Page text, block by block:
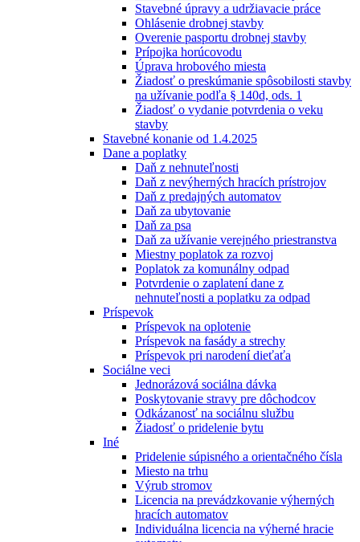
Stavebné úpravy a udržiavacie práce
Ohlásenie drobnej stavby
Overenie pasportu drobnej stavby
Prípojka horúcovodu
Úprava hrobového miesta
Žiadosť o preskúmanie spôsobilosti stavby
na užívanie podľa § 140d, ods. 1
Žiadosť o vydanie potvrdenia o veku
stavby
Stavebné konanie od 1.4.2025
Dane a poplatky
Daň z nehnuteľnosti
Daň z nevýherných hracích prístrojov
Daň z predajných automatov
Daň za ubytovanie
Daň za psa
Daň za užívanie verejného priestranstva
Miestny poplatok za rozvoj
Poplatok za komunálny odpad
Potvrdenie o zaplatení dane z
nehnuteľnosti a poplatku za odpad
Príspevok
Príspevok na oplotenie
Príspevok na fasády a strechy
Príspevok pri narodení dieťaťa
Sociálne veci
Jednorázová sociálna dávka
Poskytovanie stravy pre dôchodcov
Odkázanosť na sociálnu službu
Žiadosť o pridelenie bytu
Iné
Pridelenie súpisného a orientačného čísla
Miesto na trhu
Výrub stromov
Licencia na prevádzkovanie výherných
hracích automatov
Individuálna licencia na výherné hracie